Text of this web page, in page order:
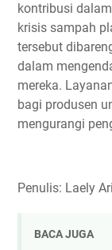
kontribusi
krisis sampah
tersebut
dalam
mereka.
bagi produsen
mengurangi
Penulis: Laely
BACA JUGA